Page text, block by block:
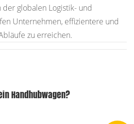
globalen Logistik- und
Unternehmen, effizientere und
zu erreichen.
Handhubwagen?